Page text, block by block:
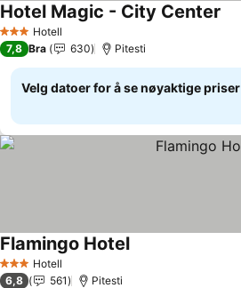
3 StjernerHotell
Hotel Magic - City Center
7,8 Bra 630 Pitesti
Velg datoer for å se nøyaktige priser
3 StjernerHotell
Flamingo HotelSe priser
6,8 561 Pitesti